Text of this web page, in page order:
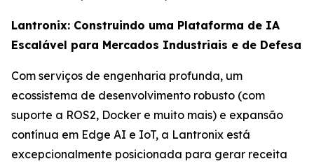
Lantronix: Construindo uma Plataforma de IA
Escalável para Mercados Industriais e de Defesa
Com serviços de engenharia profunda, um
ecossistema de desenvolvimento robusto (com
suporte a ROS2, Docker e muito mais) e expansão
contínua em Edge AI e IoT, a Lantronix está
excepcionalmente posicionada para gerar receita